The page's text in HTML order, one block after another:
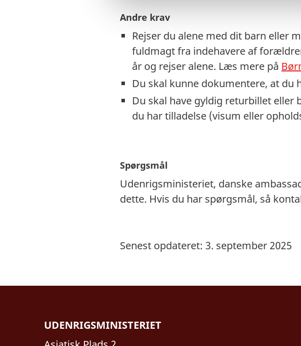
Andre krav
Rejser du alene med dit barn eller
fuldmagt fra indehavere af
år og rejser alene. Læs mere på
Du skal kunne dokumentere, at du
Du skal have gyldig returbillet eller
du har tilladelse (visum eller
Spørgsmål
Udenrigsministeriet, danske
dette. Hvis du har spørgsmål, så
Senest opdateret: 3. september 2025
UDENRIGSMINISTERIET